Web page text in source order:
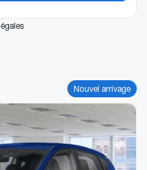
Nouvel arrivage